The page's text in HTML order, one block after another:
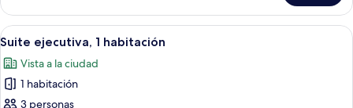
junior
Abrir
todas
las
fotos
Una habitación de hotel moderna
28
Suite ejecutiva, 1 habitación
Vista a la ciudad
1 habitación
3 personas